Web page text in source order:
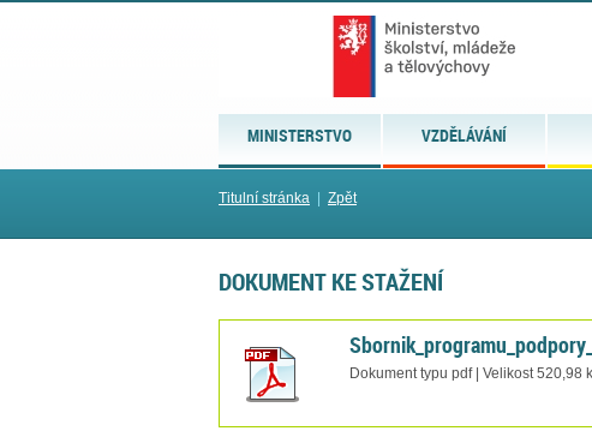
MINISTERSTVO VZDĚLÁVÁNÍ
Titulní stránka Zpět
DOKUMENT KE STAŽENÍ
Dokument typu pdf | Velikost 520,98